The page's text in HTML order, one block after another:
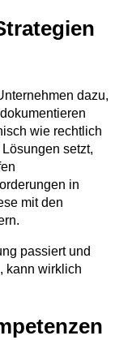
dazu,
wie rechtlich
setzt,
in
mit den
passiert und
kann wirklich